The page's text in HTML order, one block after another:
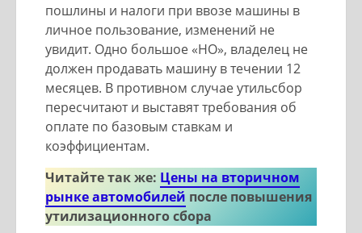
пошлины и налоги при ввозе машины в
личное пользование, изменений не
увидит. Одно большое «НО», владелец не
должен продавать машину в течении 12
месяцев. В противном случае утильсбор
пересчитают и выставят требования об
оплате по базовым ставкам и
коэффициентам.
Читайте так же: Цены на вторичном
рынке автомобилей после повышения
утилизационного сбора